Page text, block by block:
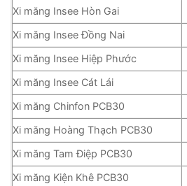
Xi măng Insee Hòn Gai
Xi măng Insee Đồng Nai
Xi măng Insee Hiệp Phước
Xi măng Insee Cát Lái
Xi măng Chinfon PCB30
Xi măng Hoàng Thạch PCB30
Xi măng Tam Điệp PCB30
Xi măng Kiện Khê PCB30